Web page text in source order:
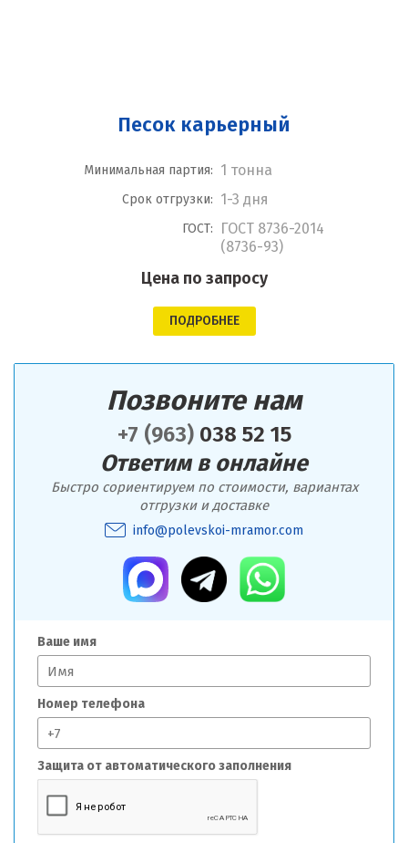
Песок карьерный
Минимальная партия: 1 тонна
Срок отгрузки: 1-3 дня
ГОСТ:
ГОСТ 8736-2014
(8736-93)
Цена по запросу
ПОДРОБНЕЕ
Позвоните нам
+7 (963)038 52 15
Ответим в онлайне
Быстро сориентируем по стоимости, вариантах
отгрузки и доставке
info@polevskoi-mramor.com
Ваше имя
Номер телефона
Защита от автоматического заполнения